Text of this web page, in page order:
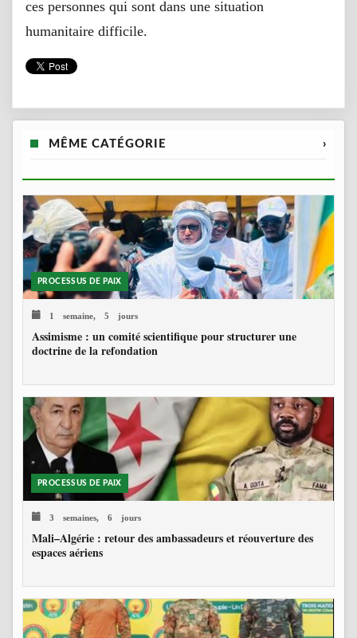
ces personnes qui sont dans une situation
humanitaire difficile.
MÊME CATÉGORIE ›
PROCESSUS DE PAIX
1 semaine, 5 jours
Assimisme : un comité scientifique pour structurer une
doctrine de la refondation
PROCESSUS DE PAIX
3 semaines, 6 jours
Mali–Algérie : retour des ambassadeurs et réouverture des
espaces aériens